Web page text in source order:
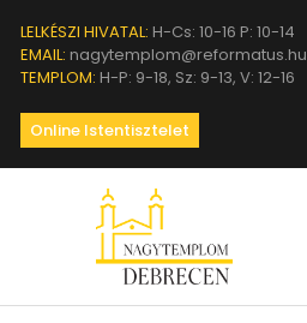
LELKÉSZI HIVATAL: H-Cs: 10-16 P: 10-14
EMAIL: nagytemplom@reformatus.hu
TEMPLOM: H-P: 9-18, Sz: 9-13, V: 12-16
Online Istentisztelet